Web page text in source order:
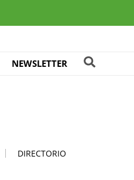
NEWSLETTER
DIRECTORIO